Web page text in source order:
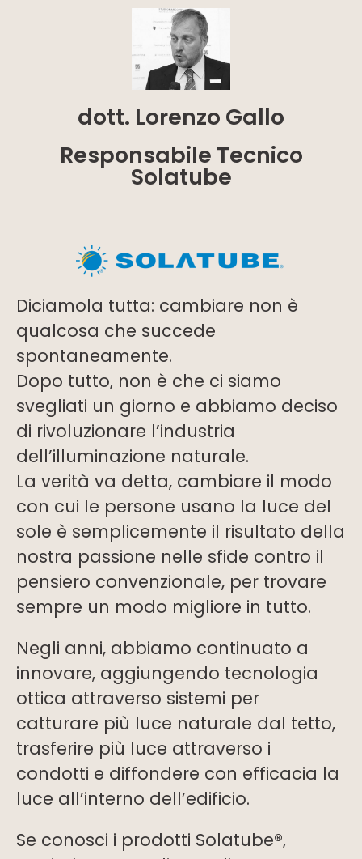
dott. Lorenzo Gallo
Responsabile Tecnico
Solatube
Diciamola tutta: cambiare non è
qualcosa che succede
spontaneamente.
Dopo tutto, non è che ci siamo
svegliati un giorno e abbiamo deciso
di rivoluzionare l’industria
dell’illuminazione naturale.
La verità va detta, cambiare il modo
con cui le persone usano la luce del
sole è semplicemente il risultato della
nostra passione nelle sfide contro il
pensiero convenzionale, per trovare
sempre un modo migliore in tutto.
Negli anni, abbiamo continuato a
innovare, aggiungendo tecnologia
ottica attraverso sistemi per
catturare più luce naturale dal tetto,
trasferire più luce attraverso i
condotti e diffondere con efficacia la
luce all’interno dell’edificio.
Se conosci i prodotti Solatube®,